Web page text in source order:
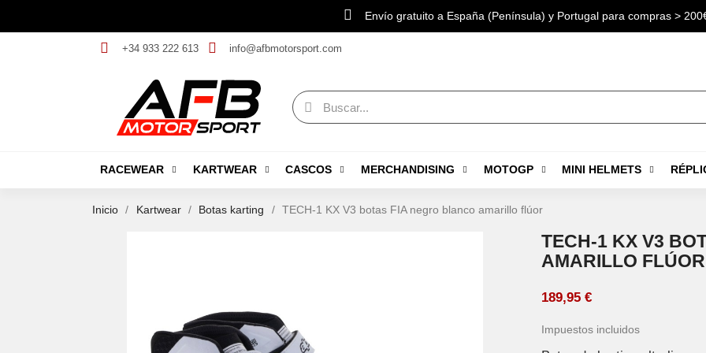
Envío gratuito a España (Península) y Portugal para compras >
+34 933 222 613 info@afbmotorsport.com
RACEWEAR KARTWEAR CASCOS MERCHANDISING MOTOGP MINI HELMETS
Inicio Kartwear Botas karting TECH-1 KX V3 botas FIA negro blanco amarillo flúor
TECH-1 KX V3
AMARILLO FLÚOR
189,95 €
Impuestos incluidos